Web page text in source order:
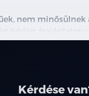
nem
kérjen árajánlatot
meghirdetett
Kérdése